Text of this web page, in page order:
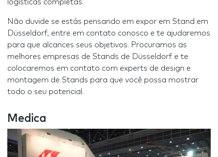
logísticas completas.
Não duvide se estás pensando em expor em Stand em
Düsseldorf, entre em contato conosco e te ajudaremos
para que alcances seus objetivos. Procuramos as
melhores empresas de Stands de Düsseldorf e te
colocaremos em contato com experts de design e
montagem de Stands para que você possa mostrar
todo o seu potencial.
Medica